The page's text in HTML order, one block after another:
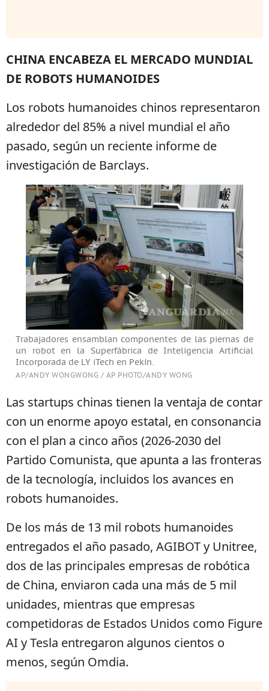
CHINA ENCABEZA EL MERCADO MUNDIAL
DE ROBOTS HUMANOIDES
Los robots humanoides chinos representaron
alrededor del 85% a nivel mundial el año
pasado, según un reciente informe de
investigación de Barclays.
Trabajadores ensamblan componentes de las piernas de
un robot en la Superfábrica de Inteligencia Artificial
Incorporada de LY iTech en Pekín.
AP/ANDY WONGWONG / AP PHOTO/ANDY WONG
Las startups chinas tienen la ventaja de contar
con un enorme apoyo estatal, en consonancia
con el plan a cinco años (2026-2030 del
Partido Comunista, que apunta a las fronteras
de la tecnología, incluidos los avances en
robots humanoides.
De los más de 13 mil robots humanoides
entregados el año pasado, AGIBOT y Unitree,
dos de las principales empresas de robótica
de China, enviaron cada una más de 5 mil
unidades, mientras que empresas
competidoras de Estados Unidos como Figure
AI y Tesla entregaron algunos cientos o
menos, según Omdia.